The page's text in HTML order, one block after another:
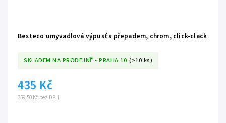
Besteco umyvadlová výpusť s přepadem, chrom, click-clack
SKLADEM NA PRODEJNĚ - PRAHA 10 (>10 ks)
359,50 Kč bez DPH
435 Kč